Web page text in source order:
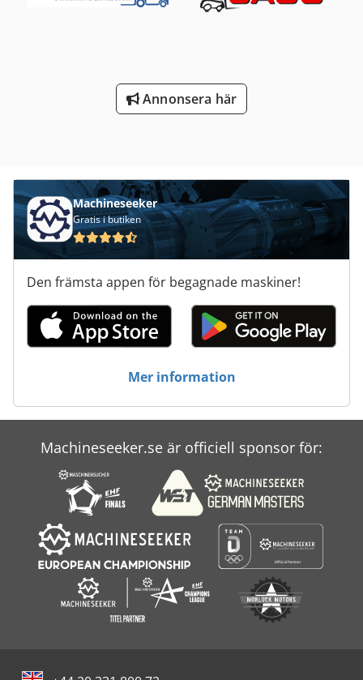
Annonsera här
Machineseeker
Gratis i butiken
Den främsta appen för begagnade maskiner!
Mer information
Machineseeker.se är officiell sponsor för: